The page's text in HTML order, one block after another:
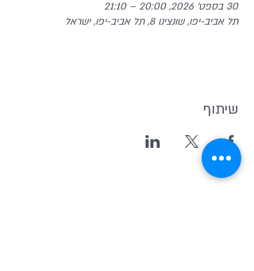
30 בספט׳ 2026, 20:00 – 21:10
תל אביב-יפו, שונצינו 8, תל אביב-יפו, ישראל
שיתוף